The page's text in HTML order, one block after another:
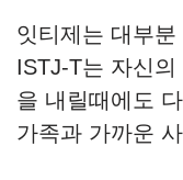
잇티제는 대부
ISTJ-T는 자신
을 내릴때에도
가족과 가까운